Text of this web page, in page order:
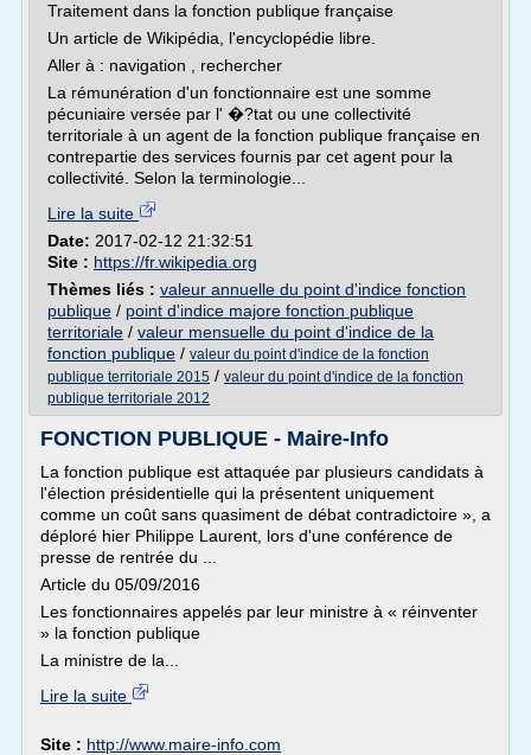
Traitement dans la fonction publique française
Un article de Wikipédia, l'encyclopédie libre.
Aller à : navigation , rechercher
La rémunération d'un fonctionnaire est une somme
pécuniaire versée par l' �?tat ou une collectivité
territoriale à un agent de la fonction publique française en
contrepartie des services fournis par cet agent pour la
collectivité. Selon la terminologie...
Lire la suite
Date: 2017-02-12 21:32:51
Site : https://fr.wikipedia.org
Thèmes liés : valeur annuelle du point d'indice fonction
publique / point d'indice majore fonction publique
territoriale / valeur mensuelle du point d'indice de la
fonction publique / valeur du point d'indice de la fonction
publique territoriale 2015 / valeur du point d'indice de la fonction
publique territoriale 2012
FONCTION PUBLIQUE - Maire-Info
La fonction publique est attaquée par plusieurs candidats à
l'élection présidentielle qui la présentent uniquement
comme un coût sans quasiment de débat contradictoire », a
déploré hier Philippe Laurent, lors d'une conférence de
presse de rentrée du ...
Article du 05/09/2016
Les fonctionnaires appelés par leur ministre à « réinventer
» la fonction publique
La ministre de la...
Lire la suite
Site : http://www.maire-info.com